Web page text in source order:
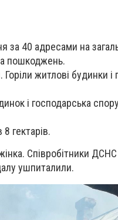
за 40 адресами на
пошкоджень.
житлові будинки і
і господарська
гектарів.
Співробітники ДСНС
ушпиталили.